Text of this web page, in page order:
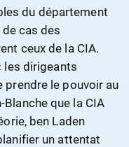
du département
cas des
ceux de la CIA.
les dirigeants
prendre le pouvoir au
que la CIA
ben Laden
un attentat